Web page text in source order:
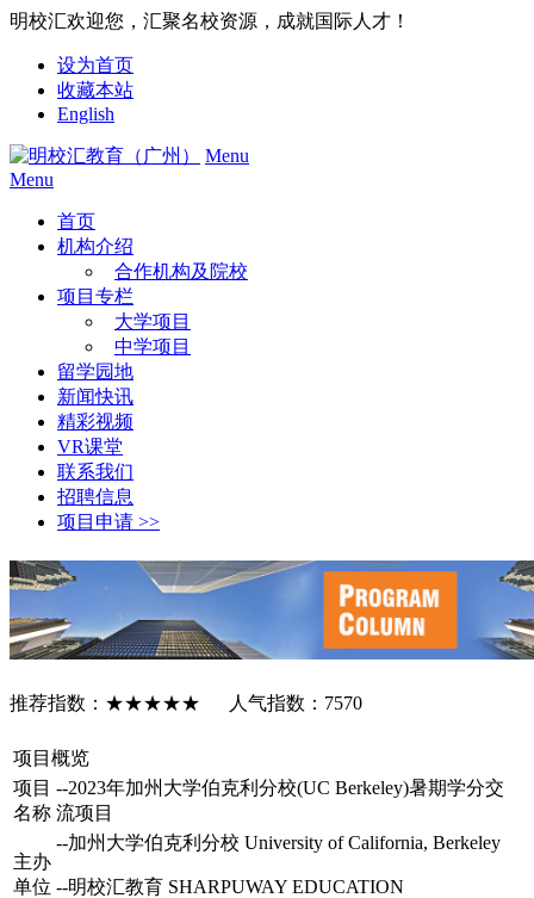
明校汇欢迎您，汇聚名校资源，成就国际人才！
设为首页
收藏本站
English
Menu
Menu
首页
机构介绍
合作机构及院校
项目专栏
大学项目
中学项目
留学园地
新闻快讯
精彩视频
VR课堂
联系我们
招聘信息
项目申请 >>
美国加州大学伯克利分校暑期
学分项目
推荐指数：★★★★★ 人气指数：7570
项目概览
项目
名称
--2023年加州大学伯克利分校(UC Berkeley)暑期学分交
流项目
主办
单位
--加州大学伯克利分校 University of California, Berkeley
--明校汇教育 SHARPUWAY EDUCATION